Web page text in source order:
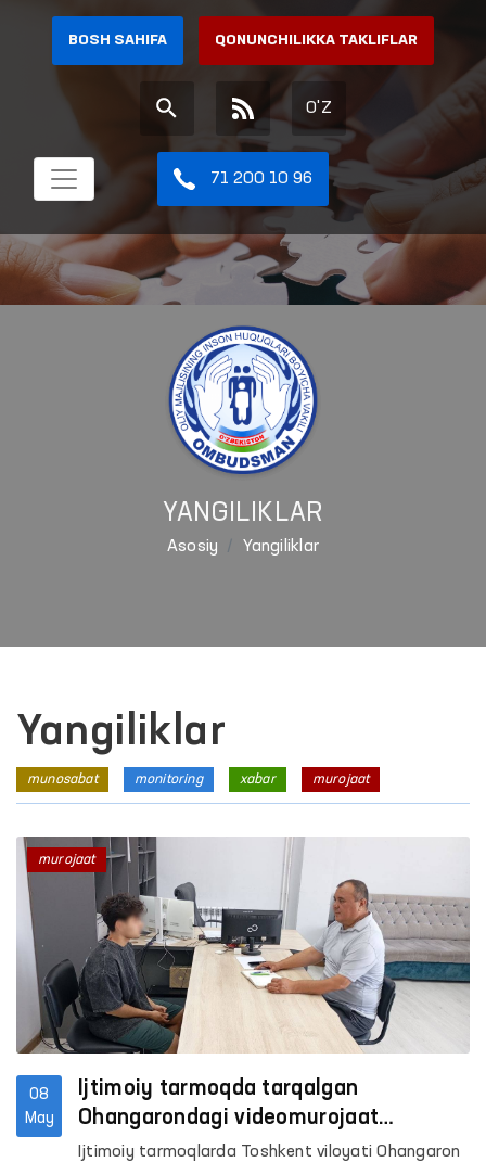
BOSH SAHIFA QONUNCHILIKKA TAKLIFLAR
O'Z
71 200 10 96
YANGILIKLAR
Asosiy Yangiliklar
Yangiliklar
munosabat monitoring xabar murojaat
08
May
Ijtimoiy tarmoqda tarqalgan
Ohangarondagi videomurojaat
yuzasidan
Ijtimoiy tarmoqlarda Toshkent viloyati Ohangaron
murojaat